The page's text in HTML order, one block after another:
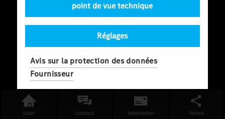
Réglages
point de vue technique
Avis sur la protection des données
Fournisseur
Start Contact Newsletter Teilen